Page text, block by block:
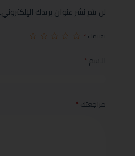
لن يتم نشر عنوان بريدك الإلكتروني.
تقييمك *
الاسم*
مراجعتك*